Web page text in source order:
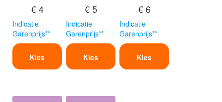
€ 4
Indicatie
Garenprijs**
Kies
€ 5
Indicatie
Garenprijs**
Kies
€ 6
Indicatie
Garenprijs**
Kies